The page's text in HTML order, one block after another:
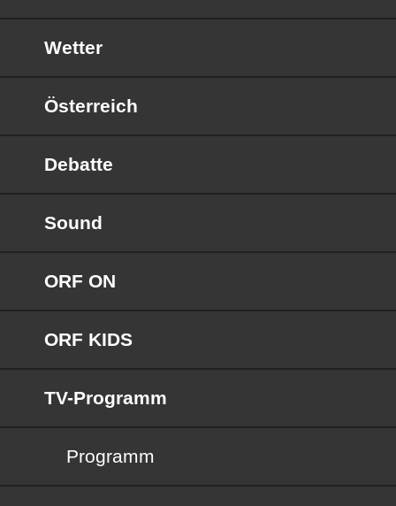
Wetter
Österreich
Debatte
Sound
ORF ON
ORF KIDS
TV-Programm
Programm